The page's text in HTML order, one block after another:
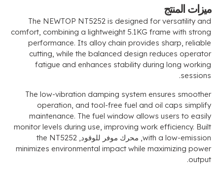
ميزات المنتج
The NEWTOP NT5252 is designed for versatility and
comfort, combining a lightweight 5.1KG frame with strong
performance. Its alloy chain provides sharp, reliable
cutting, while the balanced design reduces operator
fatigue and enhances stability during long working
sessions
.
The low-vibration damping system ensures smoother
operation, and tool-free fuel and oil caps simplify
maintenance. The fuel window allows users to easily
monitor levels during use, improving work efficiency. Built
with a low-emission, محرك موفر للوقود, the NT5252
minimizes environmental impact while maximizing power
output
.